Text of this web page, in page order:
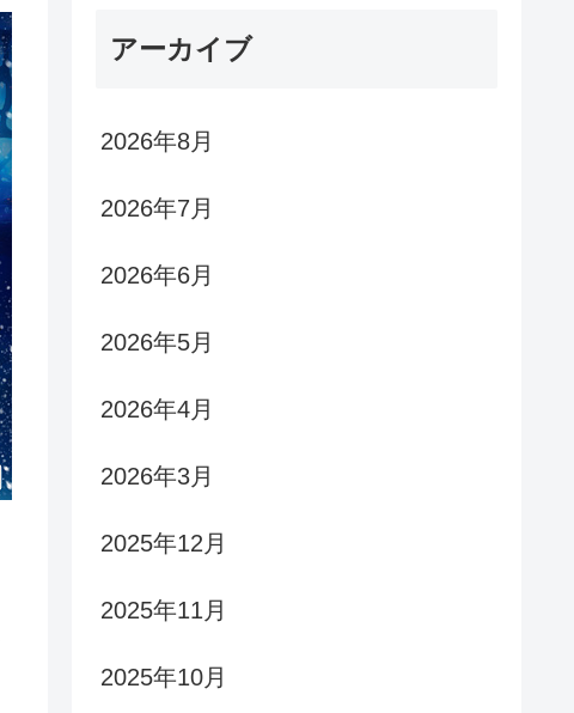
アーカイブ
2026年8月
2026年7月
2026年6月
2026年5月
2026年4月
2026年3月
2025年12月
2025年11月
2025年10月